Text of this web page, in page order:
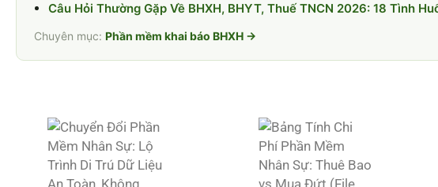
Câu Hỏi Thường Gặp Về BHXH, BHYT, Thuế TNCN 2026: 18 Tình
Chuyên mục: Phần mềm khai báo BHXH →